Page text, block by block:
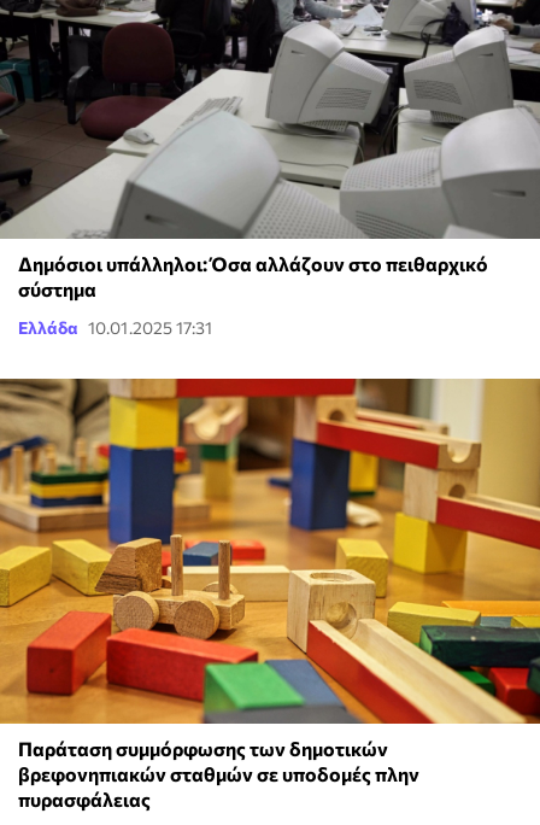
Δημόσιοι υπάλληλοι: Όσα αλλάζουν στο πειθαρχικό
σύστημα
Ελλάδα 10.01.2025 17:31
Παράταση συμμόρφωσης των δημοτικών
βρεφονηπιακών σταθμών σε υποδομές πλην
πυρασφάλειας